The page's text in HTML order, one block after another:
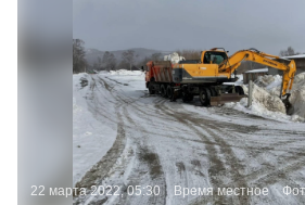
22 марта 2022, 05:30 Время местное